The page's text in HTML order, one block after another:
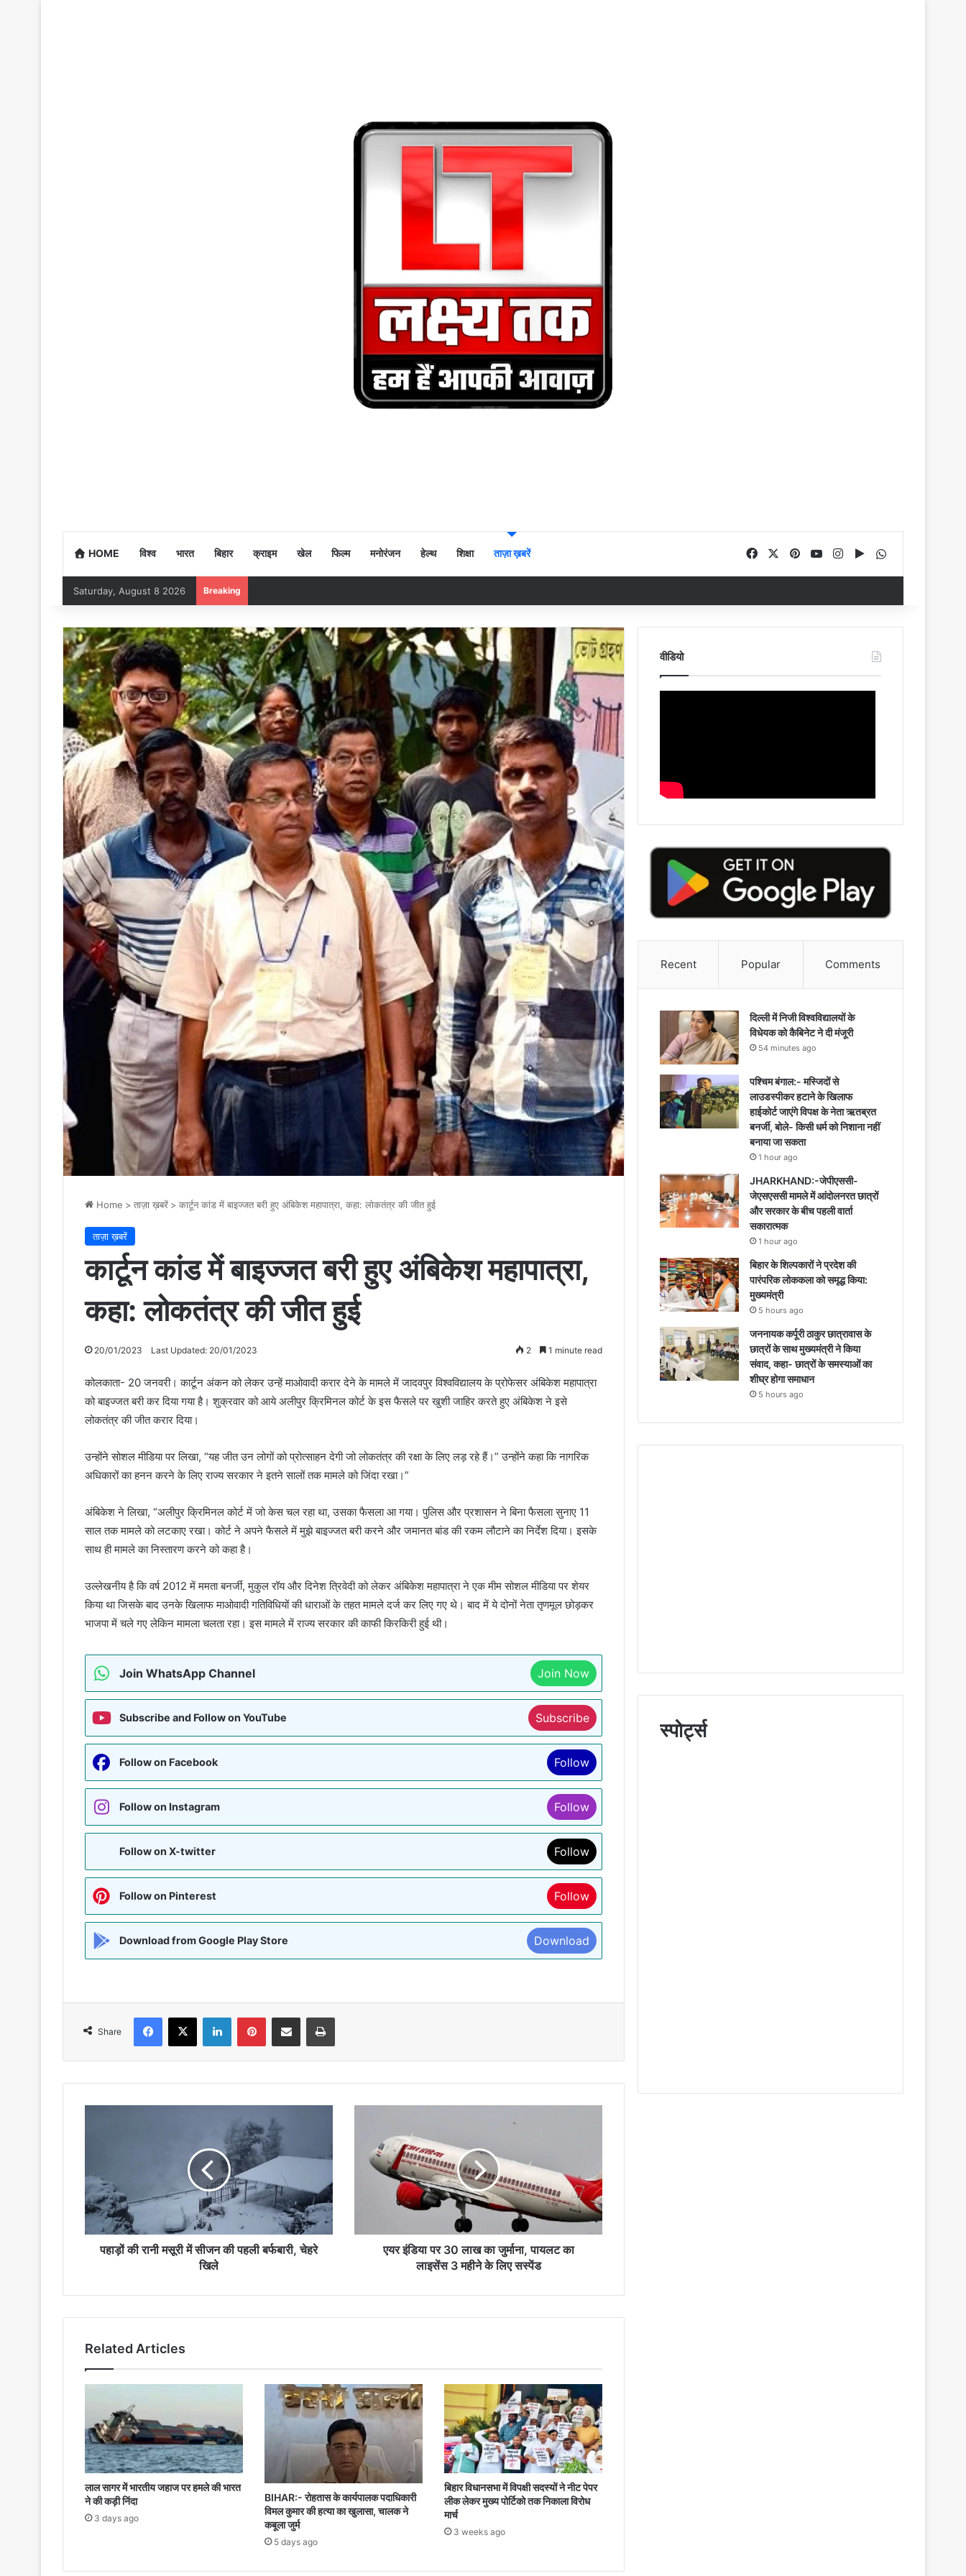
HOME विश्व भारत बिहार क्राइम खेल फिल्म मनोरंजन हेल्थ शिक्षा ताज़ा ख़बरें FacebookPinterestYouTubeInstagram
Google Play
Saturday, August 8 2026 Breaking
Home > ताज़ा ख़बरें > कार्टून कांड में बाइज्जत बरी हुए अंबिकेश महापात्रा, कहा: लोकतंत्र की जीत हुई
ताज़ा ख़बरें
कार्टून कांड में बाइज्जत बरी हुए अंबिकेश महापात्रा,
कहा: लोकतंत्र की जीत हुई
20/01/2023 Last Updated: 20/01/2023 2 1 minute read
कोलकाता- 20 जनवरी। कार्टून अंकन को लेकर उन्हें माओवादी करार देने के मामले में जादवपुर विश्वविद्यालय के प्रोफेसर अंबिकेश महापात्रा
को बाइज्जत बरी कर दिया गया है। शुक्रवार को आये अलीपुर क्रिमिनल कोर्ट के इस फैसले पर खुशी जाहिर करते हुए अंबिकेश ने इसे
लोकतंत्र की जीत करार दिया।
उन्होंने सोशल मीडिया पर लिखा, “यह जीत उन लोगों को प्रोत्साहन देगी जो लोकतंत्र की रक्षा के लिए लड़ रहे हैं।” उन्होंने कहा कि नागरिक
अधिकारों का हनन करने के लिए राज्य सरकार ने इतने सालों तक मामले को जिंदा रखा।”
अंबिकेश ने लिखा, “अलीपुर क्रिमिनल कोर्ट में जो केस चल रहा था, उसका फैसला आ गया। पुलिस और प्रशासन ने बिना फैसला सुनाए 11
साल तक मामले को लटकाए रखा। कोर्ट ने अपने फैसले में मुझे बाइज्जत बरी करने और जमानत बांड की रकम लौटाने का निर्देश दिया। इसके
साथ ही मामले का निस्तारण करने को कहा है।
उल्लेखनीय है कि वर्ष 2012 में ममता बनर्जी, मुकुल रॉय और दिनेश त्रिवेदी को लेकर अंबिकेश महापात्रा ने एक मीम सोशल मीडिया पर शेयर
किया था जिसके बाद उनके खिलाफ माओवादी गतिविधियों की धाराओं के तहत मामले दर्ज कर लिए गए थे। बाद में ये दोनों नेता तृणमूल छोड़कर
भाजपा में चले गए लेकिन मामला चलता रहा। इस मामले में राज्य सरकार की काफी किरकिरी हुई थी।
Join WhatsApp Channel Join Now
Subscribe and Follow on YouTube Subscribe
Follow on Facebook Follow
Follow on Instagram Follow
Follow on X-twitter Follow
Follow on Pinterest Follow
Download from Google Play Store Download
Share
Facebook
X LinkedInPinterestShare via Email Print
सीजन
की
पहली
बर्फबारी,
पहाड़ों की रानी मसूरी में सीजन की पहली बर्फबारी, चेहरे
खिले
का
के
एयर इंडिया पर 30 लाख का जुर्माना, पायलट का
लाइसेंस 3 महीने के लिए सस्पेंड
Related Articles
लाल सागर में भारतीय जहाज पर हमले की भारत
ने की कड़ी निंदा
3 days ago
BIHAR:- रोहतास के कार्यपालक पदाधिकारी
विमल कुमार की हत्या का खुलासा, चालक ने
कबूला जुर्म
5 days ago
बिहार विधानसभा में विपक्षी सदस्यों ने नीट पेपर
लीक लेकर मुख्य पोर्टिको तक निकाला विरोध
मार्च
3 weeks ago
वीडियो
Recent Popular Comments
दिल्ली में निजी विश्वविद्यालयों के
विधेयक को कैबिनेट ने दी मंजूरी
54 minutes ago
पश्चिम बंगाल:- मस्जिदों से
लाउडस्पीकर हटाने के खिलाफ
हाईकोर्ट जाएंगे विपक्ष के नेता ऋतब्रत
बनर्जी, बोले- किसी धर्म को निशाना नहीं
बनाया जा सकता
1 hour ago
JHARKHAND:-जेपीएससी-
जेएसएससी मामले में आंदोलनरत छात्रों
और सरकार के बीच पहली वार्ता
सकारात्मक
1 hour ago
बिहार के शिल्पकारों ने प्रदेश की
पारंपरिक लोककला को समृद्ध किया:
मुख्यमंत्री
5 hours ago
जननायक कर्पूरी ठाकुर छात्रावास के
छात्रों के साथ मुख्यमंत्री ने किया
संवाद, कहा- छात्रों के समस्याओं का
शीघ्र होगा समाधान
5 hours ago
स्पोर्ट्स